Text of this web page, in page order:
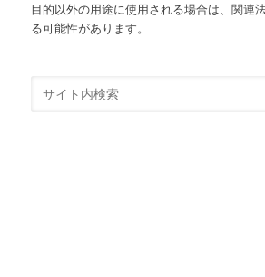
目的以外の用途に使用される場合は、関連
る可能性があります。